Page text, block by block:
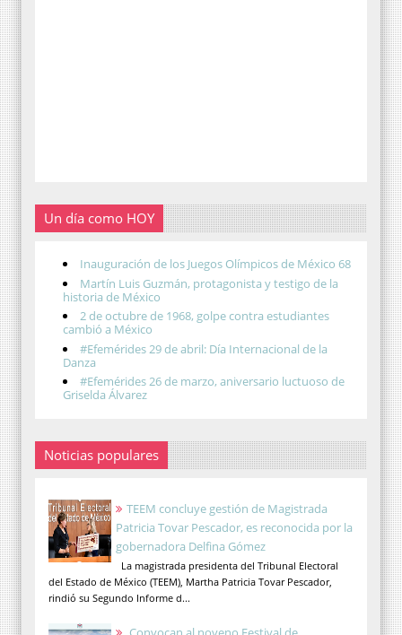
Un día como HOY
Inauguración de los Juegos Olímpicos de México 68
Martín Luis Guzmán, protagonista y testigo de la
historia de México
2 de octubre de 1968, golpe contra estudiantes
cambió a México
#Efemérides 29 de abril: Día Internacional de la
Danza
#Efemérides 26 de marzo, aniversario luctuoso de
Griselda Álvarez
Noticias populares
TEEM concluye gestión de Magistrada
Patricia Tovar Pescador, es reconocida por la
gobernadora Delfina Gómez
La magistrada presidenta del Tribunal Electoral
del Estado de México (TEEM), Martha Patricia Tovar Pescador,
rindió su Segundo Informe d...